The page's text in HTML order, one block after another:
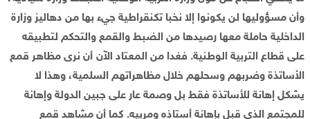
وأن مسؤوليها لن يكونوا إلا نخبا تكنقراطية جيء بها من دهاليز وزارة
الداخلية حاملة معها رصيدها من الضبط والقمع والتحكم لتطبيقه
على قطاع التربية الوطنية. فغدا من المعتاد الآن أن نرى مظاهر قمع
الأساتذة وضربهم وسحلهم خلال مظاهراتهم السلمية، وهذا لا
يشكل إهانة للأساتذة فقط بل وصمة عار على جبين الدولة وإهانة
للمجتمع الذي قبل بإهانة أستاذه ومربيه. كما أن مشاهد قمع